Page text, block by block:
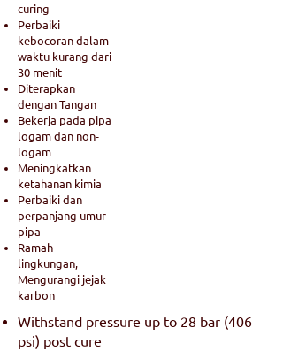
curing
Perbaiki
kebocoran dalam
waktu kurang dari
30 menit
Diterapkan
dengan Tangan
Bekerja pada pipa
logam dan non-
logam
Meningkatkan
ketahanan kimia
Perbaiki dan
perpanjang umur
pipa
Ramah
lingkungan,
Mengurangi jejak
karbon
Withstand pressure up to 28 bar (406
psi) post cure